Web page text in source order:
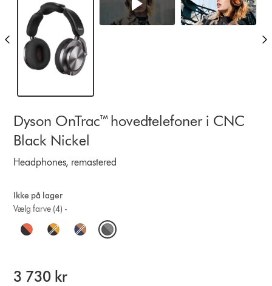
Dyson OnTrac™ hovedtelefoner i CNC
Black Nickel
Headphones, remastered
Ikke på lager
Vælg farve (4) -
O
t
3 730 kr